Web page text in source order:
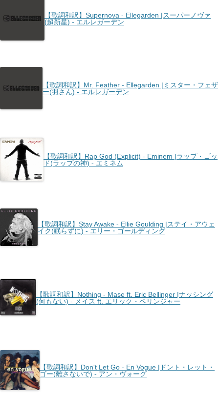
【歌詞和訳】Supernova - Ellegarden |スーパーノヴァ
(超新星) - エルレガーデン
【歌詞和訳】Mr. Feather - Ellegarden |ミスター・フェザ
ー(羽さん) - エルレガーデン
【歌詞和訳】Rap God (Explicit) - Eminem |ラップ・ゴッ
ド(ラップの神) - エミネム
【歌詞和訳】Stay Awake - Ellie Goulding |ステイ・アウェ
イク(眠らずに) - エリー・ゴールディング
【歌詞和訳】Nothing - Mase ft. Eric Bellinger |ナッシング
(何もない) - メイス ft. エリック・ベリンジャー
【歌詞和訳】Don't Let Go - En Vogue |ドント・レット・
ゴー(離さないで) - アン・ヴォーグ